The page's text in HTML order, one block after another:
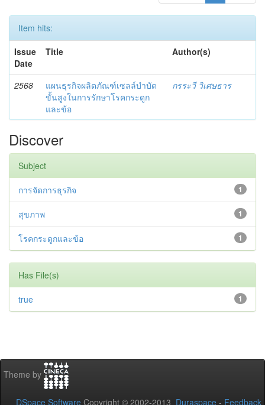
Item hits:
Issue
Date
Title Author(s)
2568
แผนธุรกิจผลิตภัณฑ์เซลล์บำบัด
ขั้นสูงในการรักษาโรคกระดูก
และข้อ
กรระวี วิเศษธาร
Discover
Subject
1
การจัดการธุรกิจ
1
สุขภาพ
1
โรคกระดูกและข้อ
Has File(s)
1
true
Theme by
DSpace Software Copyright © 2002-2013 Duraspace - Feedback